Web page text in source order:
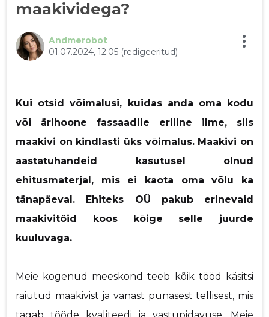
maakividega?
Andmerobot
01.07.2024, 12:05(redigeeritud)
Kui otsid võimalusi, kuidas anda oma kodu
või ärihoone fassaadile eriline ilme, siis
maakivi on kindlasti üks võimalus. Maakivi on
aastatuhandeid kasutusel olnud
ehitusmaterjal, mis ei kaota oma võlu ka
tänapäeval. Ehiteks OÜ pakub erinevaid
maakivitöid koos kõige selle juurde
kuuluvaga.
Meie kogenud meeskond teeb kõik tööd käsitsi
raiutud maakivist ja vanast punasest tellisest, mis
Sinu nimi
Sinu kommentaar